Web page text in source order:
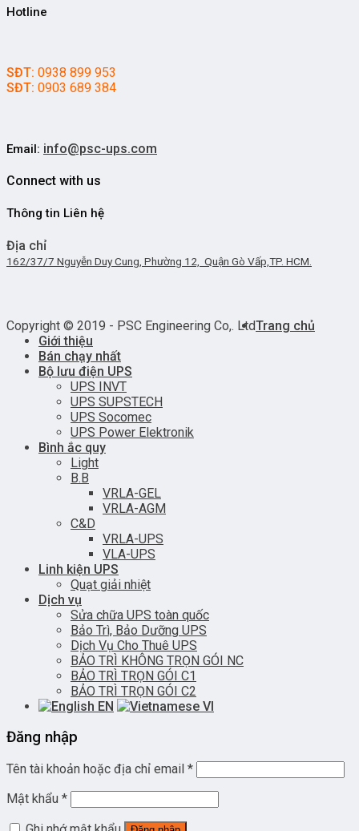
Hotline
SĐT: 0938 899 953
SĐT: 0903 689 384
Email: info@psc-ups.com
Connect with us
Thông tin Liên hệ
Địa chỉ
162/37/7 Nguyễn Duy Cung, Phường 12, Quận Gò Vấp,TP. HCM.
Copyright © 2019 - PSC Engineering Co,. LtdTrang chủ
Giới thiệu
Bán chạy nhất
Bộ lưu điện UPS
UPS INVT
UPS SUPSTECH
UPS Socomec
UPS Power Elektronik
Bình ắc quy
Light
B.B
VRLA-GEL
VRLA-AGM
C&D
VRLA-UPS
VLA-UPS
Linh kiện UPS
Quạt giải nhiệt
Dịch vụ
Sửa chữa UPS toàn quốc
Bảo Trì, Bảo Dưỡng UPS
Dịch Vụ Cho Thuê UPS
BẢO TRÌ KHÔNG TRỌN GÓI NC
BẢO TRÌ TRỌN GÓI C1
BẢO TRÌ TRỌN GÓI C2
EN
VI
Đăng nhập
Tên tài khoản hoặc địa chỉ email *
Mật khẩu *